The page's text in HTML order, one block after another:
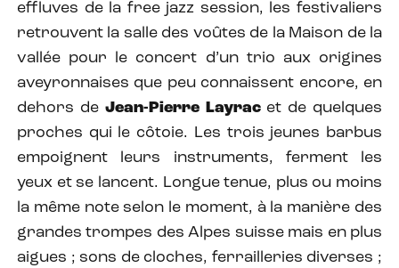
effluves de la free jazz session, les festivaliers
retrouvent la salle des voûtes de la Maison de la
vallée pour le concert d’un trio aux origines
aveyronnaises que peu connaissent encore, en
dehors de Jean-Pierre Layracet de quelques
proches qui le côtoie. Les trois jeunes barbus
empoignent leurs instruments, ferment les
yeux et se lancent. Longue tenue, plus ou moins
la même note selon le moment, à la manière des
grandes trompes des Alpes suisse mais en plus
aigues ; sons de cloches, ferrailleries diverses ;